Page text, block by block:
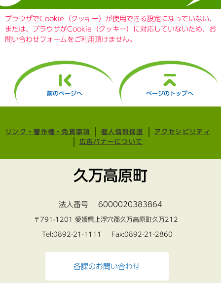
ブラウザでCookie（クッキー）が使用できる設定になっていない、
または、ブラウザがCookie（クッキー）に対応していないため、お
問い合わせフォームをご利用頂けません。
前のページへ ページのトップへ
リンク・著作権・免責事項 個人情報保護
アクセシビリティ
広告バナーについて
久万高原町
法人番号 6000020383864
〒791-1201 愛媛県上浮穴郡久万高原町久万212
Tel:0892-21-1111 Fax:0892-21-2860
各課のお問い合わせ